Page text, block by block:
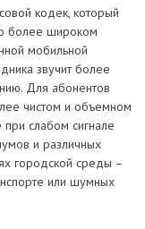
кодек, который
более широком
мобильной
звучит более
Для абонентов
чистом и объемном
слабом сигнале
и различных
городской среды –
или шумных